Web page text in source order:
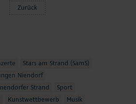
Stars am Strand (SamS)
Niendorf
Strand
Sport
Kunstwettbewerb
Musik
Zurück